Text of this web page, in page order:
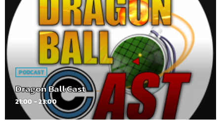
PODCAST
Dragon Ball Cast
21:00 - 23:00